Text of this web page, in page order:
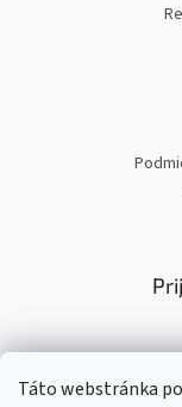
Táto webstránka